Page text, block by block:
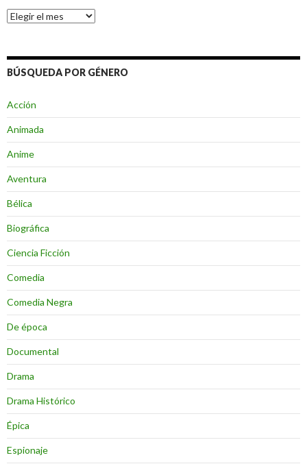
Archivos
BÚSQUEDA POR GÉNERO
Acción
Animada
Anime
Aventura
Bélica
Biográfica
Ciencia Ficción
Comedia
Comedia Negra
De época
Documental
Drama
Drama Histórico
Épica
Espionaje